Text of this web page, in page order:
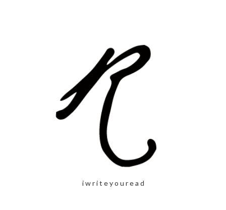
i w r i t e y o u r e a d